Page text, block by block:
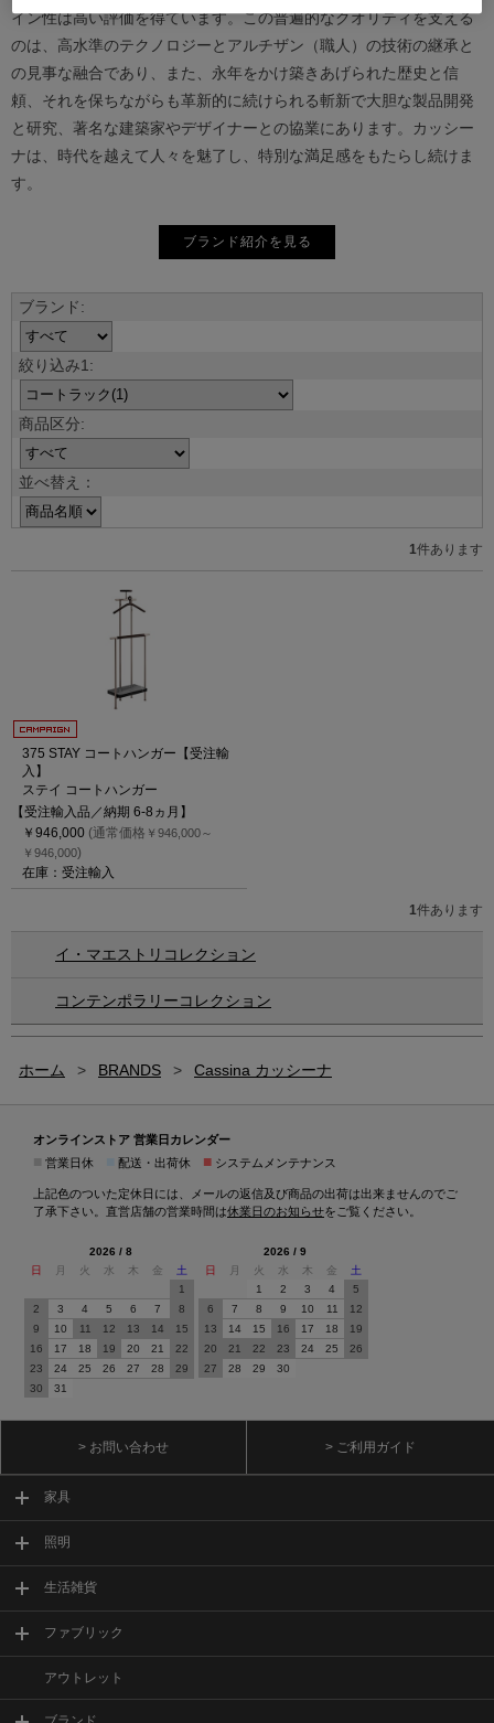
イン性は高い評価を得ています。この普遍的なクオリティを支える
のは、高水準のテクノロジーとアルチザン（職人）の技術の継承と
の見事な融合であり、また、永年をかけ築きあげられた歴史と信
頼、それを保ちながらも革新的に続けられる斬新で大胆な製品開発
と研究、著名な建築家やデザイナーとの協業にあります。カッシー
ナは、時代を越えて人々を魅了し、特別な満足感をもたらし続けま
す。
ブランド紹介を見る
並べ替え：
1件あります
375 STAY コートハンガー【受注輸
入】
ステイ コートハンガー
【受注輸入品／納期 6-8ヵ月】
￥946,000 (通常価格 ￥946,000～
￥946,000)
在庫：受注輸入
1件あります
イ・マエストリコレクション
コンテンポラリーコレクション
ホーム > BRANDS > Cassina カッシーナ
オンラインストア 営業日カレンダー
営業日休 配送・出荷休 ■ システムメンテナンス
上記色のついた定休日には、メールの返信及び商品の出荷は出来ませんのでご
了承下さい。直営店舗の営業時間は休業日のお知らせをご覧ください。
2026 / 8
日
月 火 水 木 金
土
1
2
3 4 5 6 7
8
9
10 11 12 13 14
15
16
17 18 19 20 21
22
23
24 25 26 27 28
29
30
31
2026 / 9
日
月 火 水 木 金
土
1
2 3 4
5
6
7 8 9 10 11
12
13
14 15 16 17 18
19
20
21 22 23 24 25
26
27
28 29 30
> お問い合わせ > ご利用ガイド
家具
照明
生活雑貨
ファブリック
アウトレット